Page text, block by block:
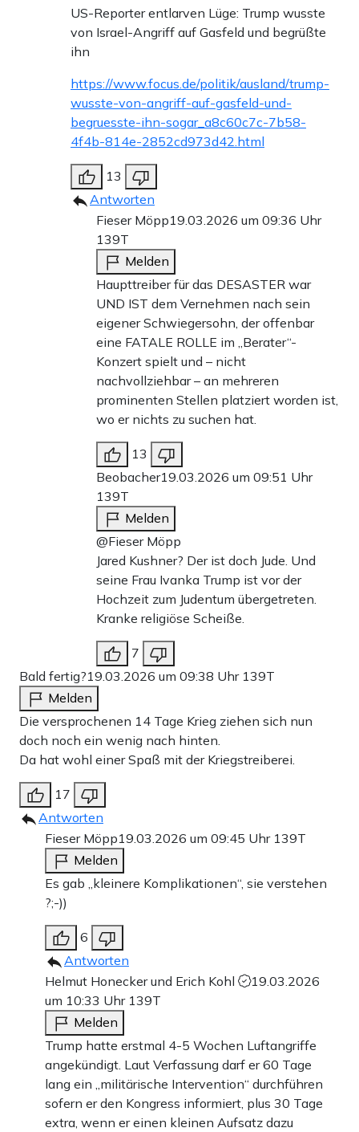
US-Reporter entlarven Lüge: Trump wusste
von Israel-Angriff auf Gasfeld und begrüßte
ihn
https://www.focus.de/politik/ausland/trump-
wusste-von-angriff-auf-gasfeld-und-
begruesste-ihn-sogar_a8c60c7c-7b58-
4f4b-814e-2852cd973d42.html
13
Antworten
Fieser Möpp19.03.2026 um 09:36 Uhr
139T
Melden
Haupttreiber für das DESASTER war
UND IST dem Vernehmen nach sein
eigener Schwiegersohn, der offenbar
eine FATALE ROLLE im „Berater“-
Konzert spielt und – nicht
nachvollziehbar – an mehreren
prominenten Stellen platziert worden ist,
wo er nichts zu suchen hat.
13
Beobacher19.03.2026 um 09:51 Uhr
139T
Melden
@Fieser Möpp
Jared Kushner? Der ist doch Jude. Und
seine Frau Ivanka Trump ist vor der
Hochzeit zum Judentum übergetreten.
Kranke religiöse Scheiße.
7
Bald fertig?19.03.2026 um 09:38 Uhr 139T
Melden
Die versprochenen 14 Tage Krieg ziehen sich nun
doch noch ein wenig nach hinten.
Da hat wohl einer Spaß mit der Kriegstreiberei.
17
Antworten
Fieser Möpp19.03.2026 um 09:45 Uhr 139T
Melden
Es gab „kleinere Komplikationen“, sie verstehen
?;-))
6
Antworten
Helmut Honecker und Erich Kohl
19.03.2026
um 10:33 Uhr 139T
Melden
Trump hatte erstmal 4-5 Wochen Luftangriffe
angekündigt. Laut Verfassung darf er 60 Tage
lang ein „militärische Intervention“ durchführen
sofern er den Kongress informiert, plus 30 Tage
extra, wenn er einen kleinen Aufsatz dazu